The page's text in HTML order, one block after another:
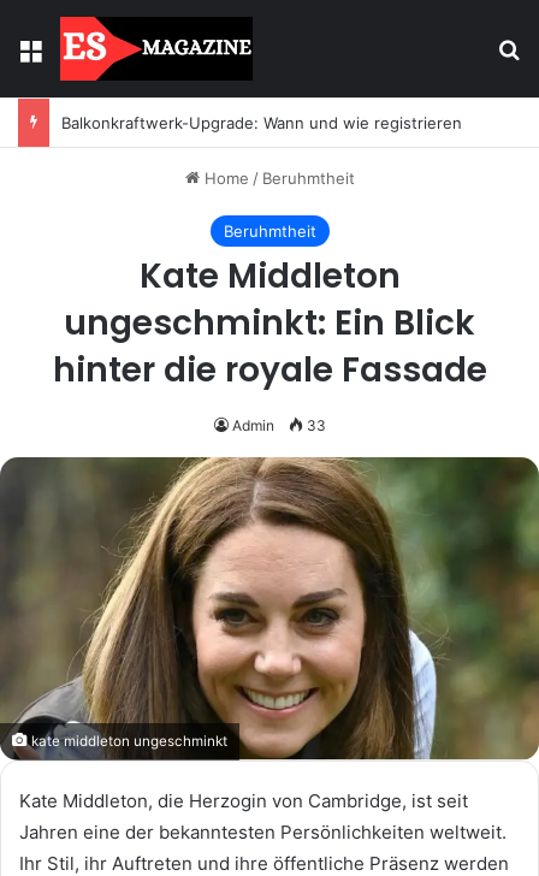
Menu
Home / Beruhmtheit
Beruhmtheit
Kate Middleton
ungeschminkt: Ein Blick
hinter die royale Fassade
Admin 33
kate middleton ungeschminkt
Kate Middleton, die Herzogin von Cambridge, ist seit
Jahren eine der bekanntesten Persönlichkeiten weltweit.
Ihr Stil, ihr Auftreten und ihre öffentliche Präsenz werden